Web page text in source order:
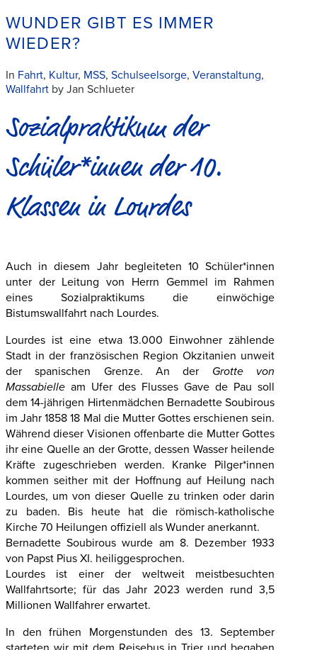
WUNDER GIBT ES IMMER
WIEDER?
In Fahrt, Kultur, MSS, Schulseelsorge, Veranstaltung,
Wallfahrt by Jan Schlueter
Sozialpraktikum der
Schüler*innen der 10.
Klassen in Lourdes
Auch in diesem Jahr begleiteten 10 Schüler*innen
unter der Leitung von Herrn Gemmel im Rahmen
eines Sozialpraktikums die einwöchige
Bistumswallfahrt nach Lourdes.
Lourdes ist eine etwa 13.000 Einwohner zählende
Stadt in der französischen Region Okzitanien unweit
der spanischen Grenze. An der
Grotte von
Massabielle am Ufer des Flusses Gave de Pau soll
dem 14-jährigen Hirtenmädchen Bernadette Soubirous
im Jahr 1858 18 Mal die Mutter Gottes erschienen sein.
Während dieser Visionen offenbarte die Mutter Gottes
ihr eine Quelle an der Grotte, dessen Wasser heilende
Kräfte zugeschrieben werden. Kranke Pilger*innen
kommen seither mit der Hoffnung auf Heilung nach
Lourdes, um von dieser Quelle zu trinken oder darin
zu baden. Bis heute hat die römisch-katholische
Kirche 70 Heilungen offiziell als Wunder anerkannt.
Bernadette Soubirous wurde am 8. Dezember 1933
von Papst Pius XI. heiliggesprochen.
Lourdes ist einer der weltweit meistbesuchten
Wallfahrtsorte; für das Jahr 2023 werden rund 3,5
Millionen Wallfahrer erwartet.
In den frühen Morgenstunden des 13. September